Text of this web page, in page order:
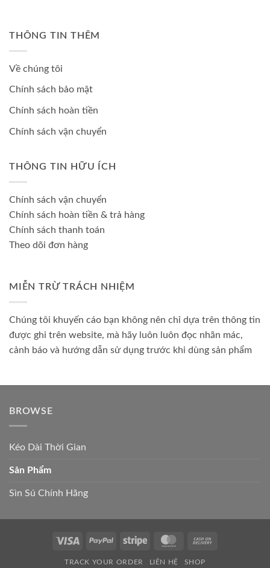
THÔNG TIN THÊM
Về chúng tôi
Chính sách bảo mật
Chính sách hoàn tiền
Chính sách vận chuyển
THÔNG TIN HỮU ÍCH
Chính sách vận chuyển
Chính sách hoàn tiền & trả hàng
Chính sách thanh toán
Theo dõi đơn hàng
MIỄN TRỪ TRÁCH NHIỆM
Chúng tôi khuyến cáo bạn không nên chỉ dựa trên thông tin
được ghi trên website, mà hãy luôn luôn đọc nhãn mác,
cảnh báo và hướng dẫn sử dụng trước khi dùng sản phẩm
BROWSE
Kéo Dài Thời Gian
Sản Phẩm
Sìn Sú Chính Hãng
Visa PayPal Stripe MasterCard
TRACK YOUR ORDER LIÊN HỆ SHOP